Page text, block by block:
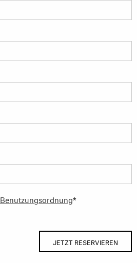
Benutzungsordnung*
JETZT RESERVIEREN